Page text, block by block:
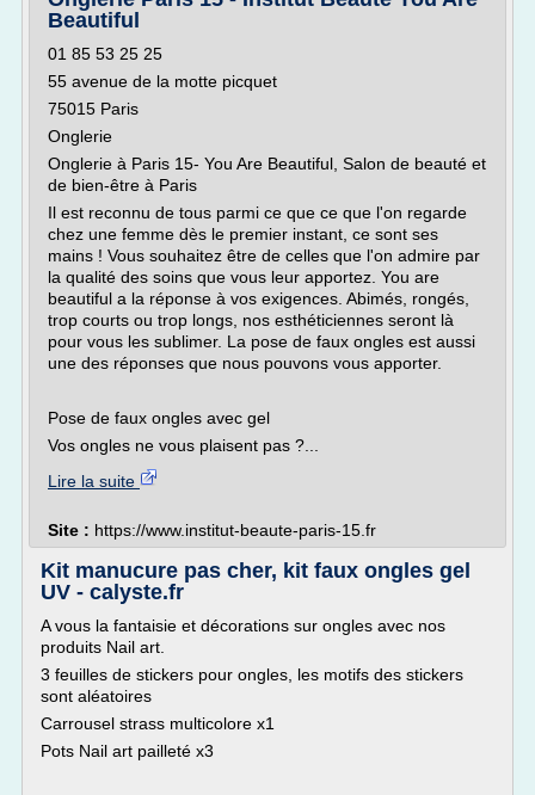
Beautiful
01 85 53 25 25
55 avenue de la motte picquet
75015 Paris
Onglerie
Onglerie à Paris 15- You Are Beautiful, Salon de beauté et
de bien-être à Paris
Il est reconnu de tous parmi ce que ce que l'on regarde
chez une femme dès le premier instant, ce sont ses
mains ! Vous souhaitez être de celles que l'on admire par
la qualité des soins que vous leur apportez. You are
beautiful a la réponse à vos exigences. Abimés, rongés,
trop courts ou trop longs, nos esthéticiennes seront là
pour vous les sublimer. La pose de faux ongles est aussi
une des réponses que nous pouvons vous apporter.
Pose de faux ongles avec gel
Vos ongles ne vous plaisent pas ?...
Lire la suite
Site : https://www.institut-beaute-paris-15.fr
Kit manucure pas cher, kit faux ongles gel
UV - calyste.fr
A vous la fantaisie et décorations sur ongles avec nos
produits Nail art.
3 feuilles de stickers pour ongles, les motifs des stickers
sont aléatoires
Carrousel strass multicolore x1
Pots Nail art pailleté x3